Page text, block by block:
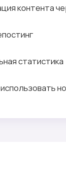
контента
статистика